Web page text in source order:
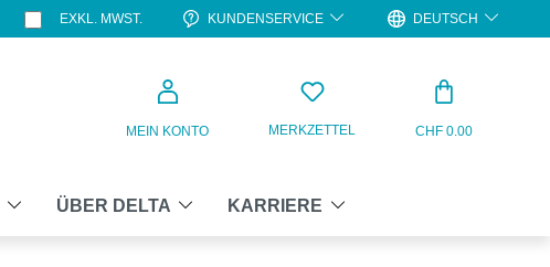
EXKL. MWST. KUNDENSERVICE DEUTSCH
MEIN KONTO MERKZETTEL CHF 0.00
ÜBER DELTA KARRIERE